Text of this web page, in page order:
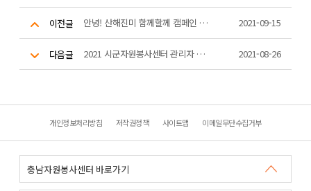
이전글 안녕! 산해진미 함께할께 캠페인 진행 2021-09-15
다음글 2021 시군자원봉사센터 관리자 역략강화 교육(1차) 2021-08-26
개인정보처리방침 저작권정책 사이트맵 이메일무단수집거부